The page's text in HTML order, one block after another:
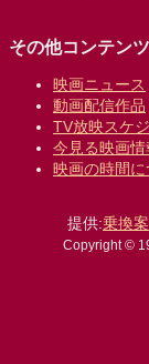
その他コンテンツ
映画ニュース
動画配信作品
TV放映スケ
今見る映画情
映画の時間に
提供:乗換
Copyright ©